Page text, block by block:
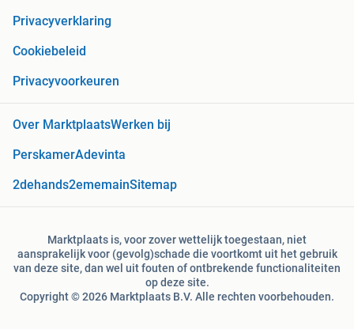
Privacyverklaring
Cookiebeleid
Privacyvoorkeuren
Over MarktplaatsWerken bij
PerskamerAdevinta
2dehands2ememainSitemap
Marktplaats is, voor zover wettelijk toegestaan, niet
aansprakelijk voor (gevolg)schade die voortkomt uit het gebruik
van deze site, dan wel uit fouten of ontbrekende functionaliteiten
op deze site.
Copyright © 2026 Marktplaats B.V. Alle rechten voorbehouden.